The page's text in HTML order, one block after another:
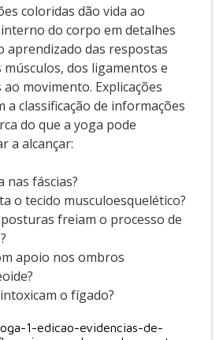
coloridas dão vida ao
do corpo em detalhes
aprendizado das respostas
dos ligamentos e
movimento. Explicações
classificação de informações
do que a yoga pode
a alcançar:
nas fáscias?
o tecido musculoesquelético?
freiam o processo de
apoio nos ombros
o fígado?